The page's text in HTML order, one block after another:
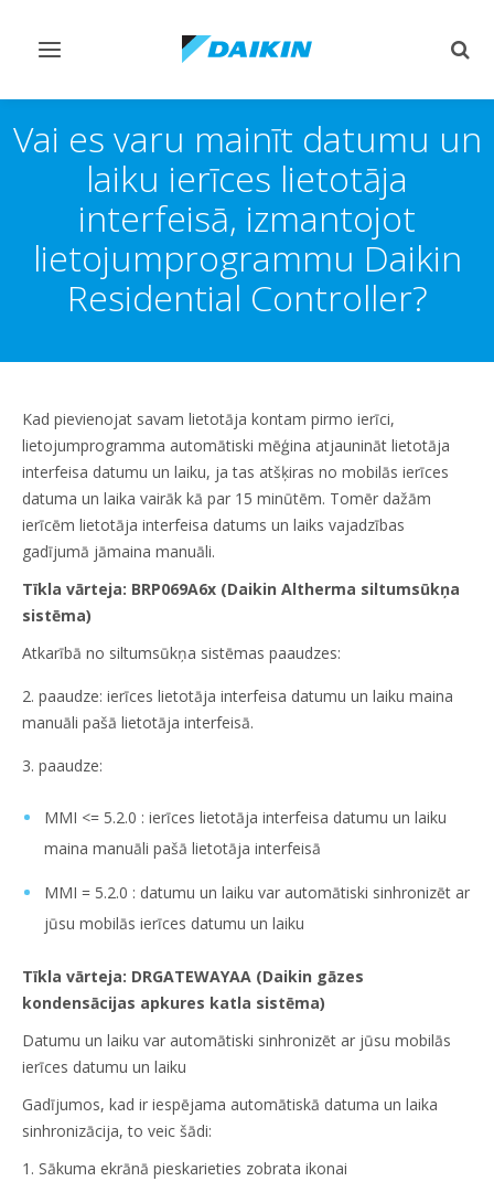
Pārslēgt
Vai es varu mainīt datumu un
laiku ierīces lietotāja
interfeisā, izmantojot
lietojumprogrammu Daikin
Residential Controller?
Kad pievienojat savam lietotāja kontam pirmo ierīci,
lietojumprogramma automātiski mēģina atjaunināt lietotāja
interfeisa datumu un laiku, ja tas atšķiras no mobilās ierīces
datuma un laika vairāk kā par 15 minūtēm. Tomēr dažām
ierīcēm lietotāja interfeisa datums un laiks vajadzības
gadījumā jāmaina manuāli.
Tīkla vārteja: BRP069A6x (Daikin Altherma siltumsūkņa
sistēma)
Atkarībā no siltumsūkņa sistēmas paaudzes:
2. paaudze: ierīces lietotāja interfeisa datumu un laiku maina
manuāli pašā lietotāja interfeisā.
3. paaudze:
MMI <= 5.2.0 : ierīces lietotāja interfeisa datumu un laiku
maina manuāli pašā lietotāja interfeisā
MMI = 5.2.0 : datumu un laiku var automātiski sinhronizēt ar
jūsu mobilās ierīces datumu un laiku
Tīkla vārteja: DRGATEWAYAA (Daikin gāzes
kondensācijas apkures katla sistēma)
Datumu un laiku var automātiski sinhronizēt ar jūsu mobilās
ierīces datumu un laiku
Gadījumos, kad ir iespējama automātiskā datuma un laika
sinhronizācija, to veic šādi:
1. Sākuma ekrānā pieskarieties zobrata ikonai